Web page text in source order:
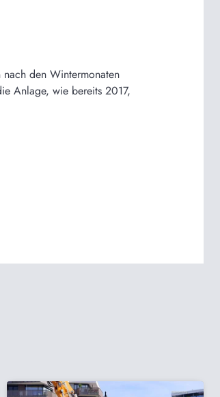
nach den Wintermonaten
Anlage, wie bereits 2017,